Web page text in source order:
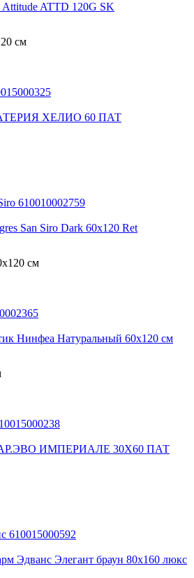
Attitude ATTD 120G SK
см
ХЕЛИО 60 ПАТ
San Siro Dark 60x120 Ret
см
Нинфеа Натуральный 60x120 см
ИМПЕРИАЛЕ 30X60 ПАТ
Эдванс Элегант браун 80x160 люкс